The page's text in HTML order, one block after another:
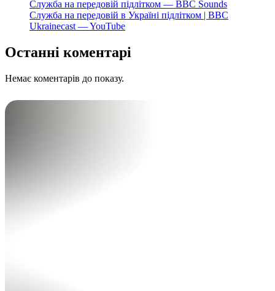
Служба на передовій підлітком — BBC Sounds
Служба на передовій в Україні підлітком | BBC
Ukrainecast — YouTube
Останні коментарі
Немає коментарів до показу.